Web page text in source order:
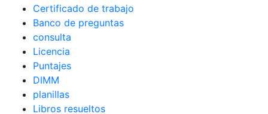
Certificado de trabajo
Banco de preguntas
consulta
Licencia
Puntajes
DIMM
planillas
Libros resueltos